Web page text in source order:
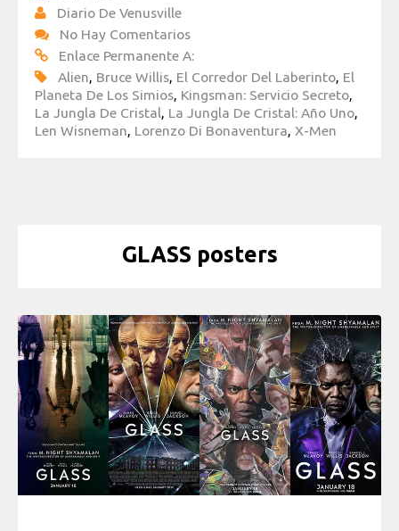
Diario De Venusville
No Hay Comentarios
Enlace Permanente A:
Alien, Bruce Willis, El Corredor Del Laberinto, El
Planeta De Los Simios, Kingsman: Servicio Secreto,
La Jungla De Cristal, La Jungla De Cristal: Año Uno,
Len Wisneman, Lorenzo Di Bonaventura, X-Men
GLASS posters